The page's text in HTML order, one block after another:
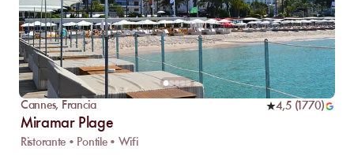
Cannes, Francia 4,5(1770)
Miramar Plage
Ristorante • Pontile • Wifi